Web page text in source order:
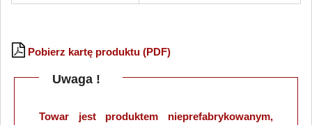
Pobierz kartę produktu (PDF)
Uwaga !
Towar jest produktem nieprefabrykowanym,